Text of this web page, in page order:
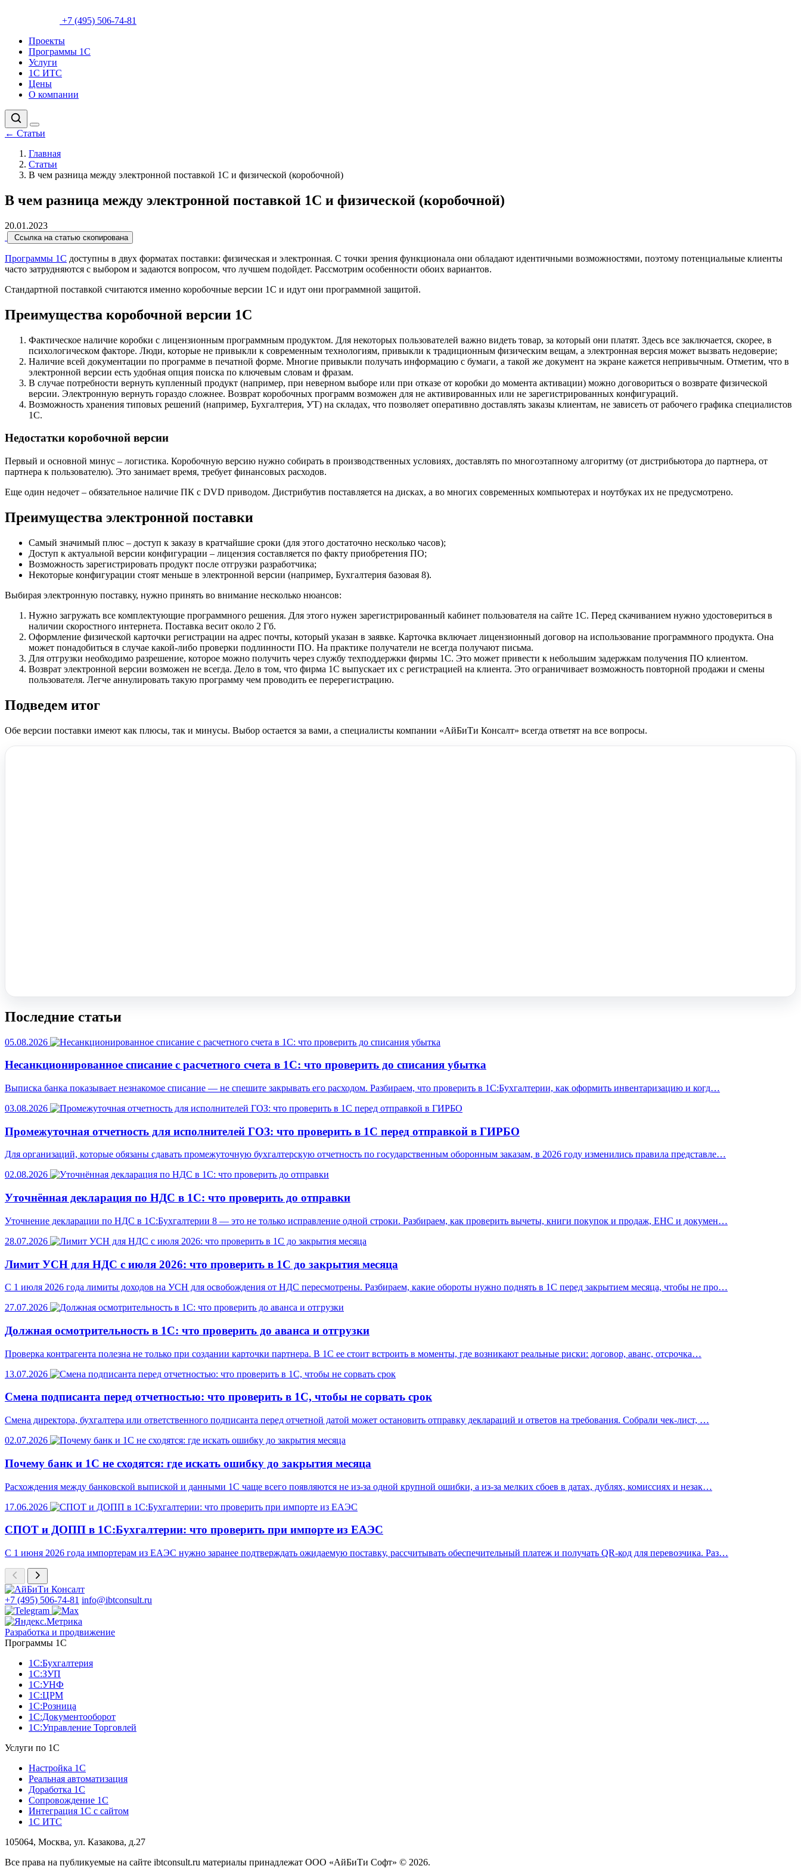
+7 (495) 506-74-81
Проекты
Программы 1С
Услуги
1С ИТС
Цены
О компании
← Статьи
Главная
Статьи
В чем разница между электронной поставкой 1С и физической (коробочной)
В чем разница между электронной поставкой 1С и физической (коробочной)
20.01.2023
Ссылка на статью скопирована
Программы 1С доступны в двух форматах поставки: физическая и электронная. С точки зрения функционала они обладают идентичными возможностями, поэтому потенциальные клиенты
часто затрудняются с выбором и задаются вопросом, что лучшем подойдет. Рассмотрим особенности обоих вариантов.
Стандартной поставкой считаются именно коробочные версии 1С и идут они программной защитой.
Преимущества коробочной версии 1С
Фактическое наличие коробки с лицензионным программным продуктом. Для некоторых пользователей важно видеть товар, за который они платят. Здесь все заключается, скорее, в
психологическом факторе. Люди, которые не привыкли к современным технологиям, привыкли к традиционным физическим вещам, а электронная версия может вызвать недоверие;
Наличие всей документации по программе в печатной форме. Многие привыкли получать информацию с бумаги, а такой же документ на экране кажется непривычным. Отметим, что в
электронной версии есть удобная опция поиска по ключевым словам и фразам.
В случае потребности вернуть купленный продукт (например, при неверном выборе или при отказе от коробки до момента активации) можно договориться о возврате физической
версии. Электронную вернуть гораздо сложнее. Возврат коробочных программ возможен для не активированных или не зарегистрированных конфигураций.
Возможность хранения типовых решений (например, Бухгалтерия, УТ) на складах, что позволяет оперативно доставлять заказы клиентам, не зависеть от рабочего графика специалистов
1С.
Недостатки коробочной версии
Первый и основной минус – логистика. Коробочную версию нужно собирать в производственных условиях, доставлять по многоэтапному алгоритму (от дистрибьютора до партнера, от
партнера к пользователю). Это занимает время, требует финансовых расходов.
Еще один недочет – обязательное наличие ПК с DVD приводом. Дистрибутив поставляется на дисках, а во многих современных компьютерах и ноутбуках их не предусмотрено.
Преимущества электронной поставки
Самый значимый плюс – доступ к заказу в кратчайшие сроки (для этого достаточно несколько часов);
Доступ к актуальной версии конфигурации – лицензия составляется по факту приобретения ПО;
Возможность зарегистрировать продукт после отгрузки разработчика;
Некоторые конфигурации стоят меньше в электронной версии (например, Бухгалтерия базовая 8).
Выбирая электронную поставку, нужно принять во внимание несколько нюансов:
Нужно загружать все комплектующие программного решения. Для этого нужен зарегистрированный кабинет пользователя на сайте 1С. Перед скачиванием нужно удостовериться в
наличии скоростного интернета. Поставка весит около 2 Гб.
Оформление физической карточки регистрации на адрес почты, который указан в заявке. Карточка включает лицензионный договор на использование программного продукта. Она
может понадобиться в случае какой-либо проверки подлинности ПО. На практике получатели не всегда получают письма.
Для отгрузки необходимо разрешение, которое можно получить через службу техподдержки фирмы 1С. Это может привести к небольшим задержкам получения ПО клиентом.
Возврат электронной версии возможен не всегда. Дело в том, что фирма 1С выпускает их с регистрацией на клиента. Это ограничивает возможность повторной продажи и смены
пользователя. Легче аннулировать такую программу чем проводить ее перерегистрацию.
Подведем итог
Обе версии поставки имеют как плюсы, так и минусы. Выбор остается за вами, а специалисты компании «АйБиТи Консалт» всегда ответят на все вопросы.
Последние статьи
05.08.2026
Несанкционированное списание с расчетного счета в 1С: что проверить до списания убытка
Выписка банка показывает незнакомое списание — не спешите закрывать его расходом. Разбираем, что проверить в 1С:Бухгалтерии, как оформить инвентаризацию и когд…
03.08.2026
Промежуточная отчетность для исполнителей ГОЗ: что проверить в 1С перед отправкой в ГИРБО
Для организаций, которые обязаны сдавать промежуточную бухгалтерскую отчетность по государственным оборонным заказам, в 2026 году изменились правила представле…
02.08.2026
Уточнённая декларация по НДС в 1С: что проверить до отправки
Уточнение декларации по НДС в 1С:Бухгалтерии 8 — это не только исправление одной строки. Разбираем, как проверить вычеты, книги покупок и продаж, ЕНС и докумен…
28.07.2026
Лимит УСН для НДС с июля 2026: что проверить в 1С до закрытия месяца
С 1 июля 2026 года лимиты доходов на УСН для освобождения от НДС пересмотрены. Разбираем, какие обороты нужно поднять в 1С перед закрытием месяца, чтобы не про…
27.07.2026
Должная осмотрительность в 1С: что проверить до аванса и отгрузки
Проверка контрагента полезна не только при создании карточки партнера. В 1С ее стоит встроить в моменты, где возникают реальные риски: договор, аванс, отсрочка…
13.07.2026
Смена подписанта перед отчетностью: что проверить в 1С, чтобы не сорвать срок
Смена директора, бухгалтера или ответственного подписанта перед отчетной датой может остановить отправку деклараций и ответов на требования. Собрали чек-лист, …
02.07.2026
Почему банк и 1С не сходятся: где искать ошибку до закрытия месяца
Расхождения между банковской выпиской и данными 1С чаще всего появляются не из-за одной крупной ошибки, а из-за мелких сбоев в датах, дублях, комиссиях и незак…
17.06.2026
СПОТ и ДОПП в 1С:Бухгалтерии: что проверить при импорте из ЕАЭС
С 1 июня 2026 года импортерам из ЕАЭС нужно заранее подтверждать ожидаемую поставку, рассчитывать обеспечительный платеж и получать QR-код для перевозчика. Раз…
+7 (495) 506-74-81 info@ibtconsult.ru
Разработка и продвижение
Программы 1С
1С:Бухгалтерия
1С:ЗУП
1С:УНФ
1С:ЦРМ
1С:Розница
1С:Документооборот
1С:Управление Торговлей
Услуги по 1С
Настройка 1С
Реальная автоматизация
Доработка 1С
Сопровождение 1С
Интеграция 1С с сайтом
1С ИТС
105064, Москва, ул. Казакова, д.27
Все права на публикуемые на сайте ibtconsult.ru материалы принадлежат ООО «АйБиТи Софт» © 2026.